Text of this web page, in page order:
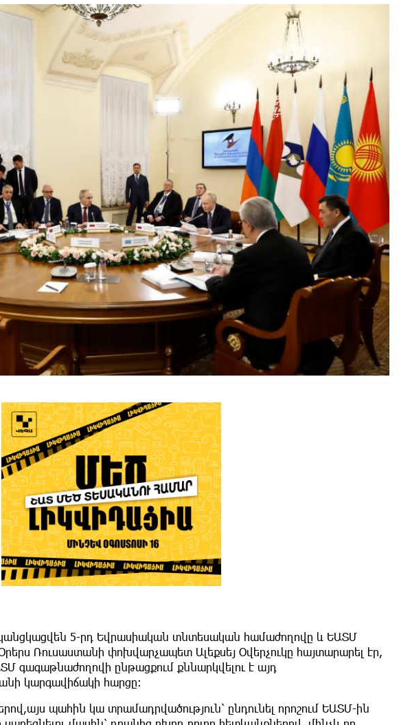
5-րդ Եվրասիական տնտեսական համաժողովը և ԵԱՏՄ
Ռուսաստանի փոխվարչապետ Ալեքսեյ Օվերչուկը հայտարարել էր,
գագաթնաժողովի ընթացքում քննարկվելու է այդ
կարգավիճակի հարցը:
պահին կա տրամադրվածություն՝ ընդունել որոշում ԵԱՏՄ-ին